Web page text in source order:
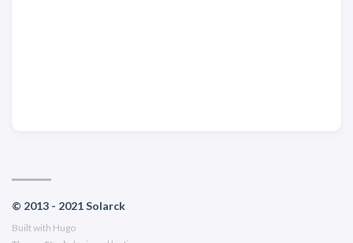
© 2013 - 2021 Solarck
Built with Hugo